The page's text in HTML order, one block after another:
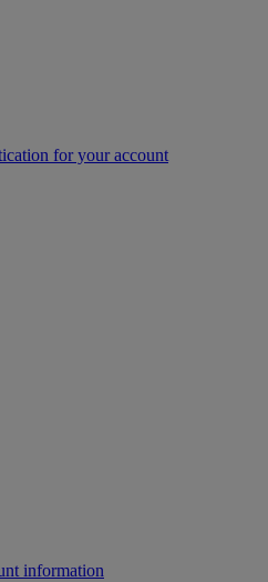
for your account
information